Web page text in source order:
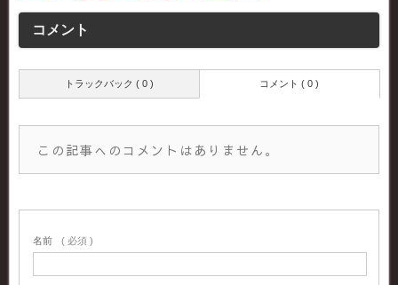
コメント
トラックバック ( 0 ) コメント ( 0 )
この記事へのコメントはありません。
名前 ( 必須 )